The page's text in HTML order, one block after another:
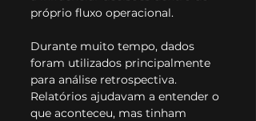
próprio fluxo operacional.
Durante muito tempo, dados
foram utilizados principalmente
para análise retrospectiva.
Relatórios ajudavam a entender o
que aconteceu, mas tinham